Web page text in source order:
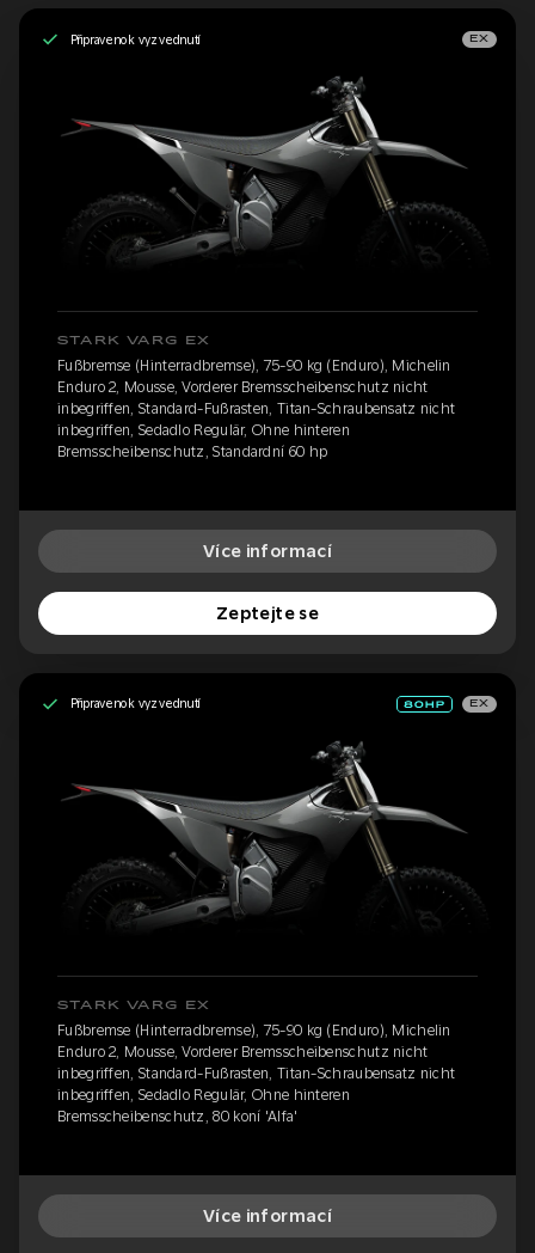
Připraveno k vyzvednutí EX
STARK VARG EX
Fußbremse (Hinterradbremse), 75-90 kg (Enduro), Michelin
Enduro 2, Mousse, Vorderer Bremsscheibenschutz nicht
inbegriffen, Standard-Fußrasten, Titan-Schraubensatz nicht
inbegriffen, Sedadlo Regulär, Ohne hinteren
Bremsscheibenschutz, Standardní 60 hp
Více informací
Zeptejte se
Připraveno k vyzvednutí EX
STARK VARG EX
Fußbremse (Hinterradbremse), 75-90 kg (Enduro), Michelin
Enduro 2, Mousse, Vorderer Bremsscheibenschutz nicht
inbegriffen, Standard-Fußrasten, Titan-Schraubensatz nicht
inbegriffen, Sedadlo Regulär, Ohne hinteren
Bremsscheibenschutz, 80 koní 'Alfa'
Více informací